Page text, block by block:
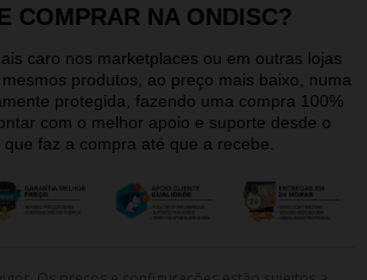
COMPRAR NA ONDISC?
caro nos marketplaces ou em outras lojas
produtos, ao preço mais baixo, numa
protegida, fazendo uma compra 100%
com o melhor apoio e suporte desde o
faz a compra até que a recebe.